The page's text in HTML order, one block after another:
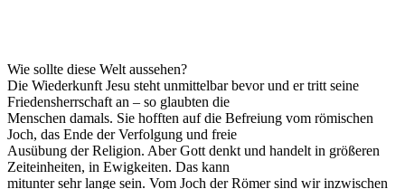
Wie sollte diese Welt aussehen?
Die Wiederkunft Jesu steht unmittelbar bevor und er tritt seine
Friedensherrschaft an – so glaubten die
Menschen damals. Sie hofften auf die Befreiung vom römischen
Joch, das Ende der Verfolgung und freie
Ausübung der Religion. Aber Gott denkt und handelt in größeren
Zeiteinheiten, in Ewigkeiten. Das kann
mitunter sehr lange sein. Vom Joch der Römer sind wir inzwischen